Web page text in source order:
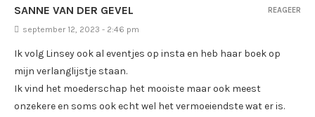
SANNE VAN DER GEVEL
september 12, 2023 - 2:46 pm
Ik volg Linsey ook al eventjes op insta en heb haar boek op
mijn verlanglijstje staan.
Ik vind het moederschap het mooiste maar ook meest
onzekere en soms ook echt wel het vermoeiendste wat er is.
REAGEER